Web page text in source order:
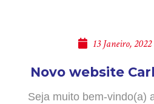
13 Janeiro, 2022
Novo website
Seja muito bem-vindo(a)